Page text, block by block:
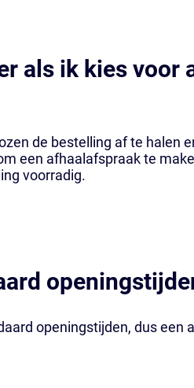
als ik kies voor
de bestelling af te halen
een afhaalafspraak te
voorradig.
openingstijden, dus een